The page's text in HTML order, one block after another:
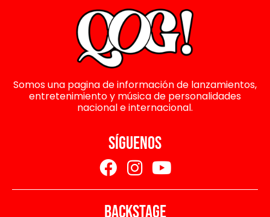
Somos una pagina de información de lanzamientos,
entretenimiento y música de personalidades
nacional e internacional.
SÍGUENOS
BACKSTAGE